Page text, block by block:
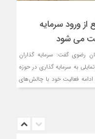
ورود سرمایه
می شود
رضوی گفت: سرمایه گذاران
به سرمایه گذاری در حوزه
فعالیت خود با چالش‌های